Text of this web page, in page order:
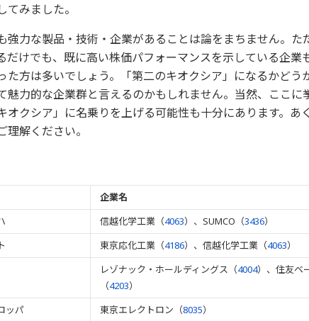
みました。
強力な製品・技術・企業があることは論をまちません。た
だけでも、既に高い株価パフォーマンスを示している企業
た方は多いでしょう。「第二のキオクシア」になるかどう
魅力的な企業群と言えるのかもしれません。当然、ここに
オクシア」に名乗りを上げる可能性も十分にあります。あ
解ください。
企業名
信越化学工業（4063）、SUMCO（3436）
東京応化工業（4186）、信越化学工業（4063）
レゾナック・ホールディングス（4004）、住友ベ
（4203）
ッパ
東京エレクトロン（8035）